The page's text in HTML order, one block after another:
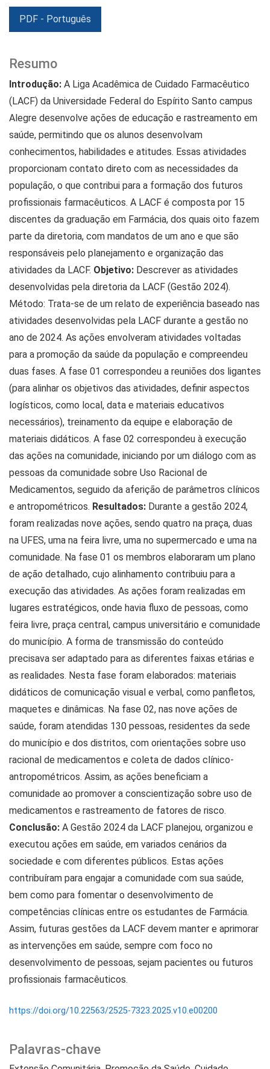
PDF - Português
Palavras-chave
Resumo
Introdução: A Liga Acadêmica de Cuidado Farmacêutico
(LACF) da Universidade Federal do Espírito Santo campus
Alegre desenvolve ações de educação e rastreamento em
saúde, permitindo que os alunos desenvolvam
conhecimentos, habilidades e atitudes. Essas atividades
proporcionam contato direto com as necessidades da
população, o que contribui para a formação dos futuros
profissionais farmacêuticos. A LACF é composta por 15
discentes da graduação em Farmácia, dos quais oito fazem
parte da diretoria, com mandatos de um ano e que são
responsáveis pelo planejamento e organização das
atividades da LACF. Objetivo: Descrever as atividades
desenvolvidas pela diretoria da LACF (Gestão 2024).
Método: Trata-se de um relato de experiência baseado nas
atividades desenvolvidas pela LACF durante a gestão no
ano de 2024. As ações envolveram atividades voltadas
para a promoção da saúde da população e compreendeu
duas fases. A fase 01 correspondeu a reuniões dos ligantes
(para alinhar os objetivos das atividades, definir aspectos
logísticos, como local, data e materiais educativos
necessários), treinamento da equipe e elaboração de
materiais didáticos. A fase 02 correspondeu à execução
das ações na comunidade, iniciando por um diálogo com as
pessoas da comunidade sobre Uso Racional de
Medicamentos, seguido da aferição de parâmetros clínicos
e antropométricos. Resultados: Durante a gestão 2024,
foram realizadas nove ações, sendo quatro na praça, duas
na UFES, uma na feira livre, uma no supermercado e uma na
comunidade. Na fase 01 os membros elaboraram um plano
de ação detalhado, cujo alinhamento contribuiu para a
execução das atividades. As ações foram realizadas em
lugares estratégicos, onde havia fluxo de pessoas, como
feira livre, praça central, campus universitário e comunidade
do município. A forma de transmissão do conteúdo
precisava ser adaptado para as diferentes faixas etárias e
as realidades. Nesta fase foram elaborados: materiais
didáticos de comunicação visual e verbal, como panfletos,
maquetes e dinâmicas. Na fase 02, nas nove ações de
saúde, foram atendidas 130 pessoas, residentes da sede
do município e dos distritos, com orientações sobre uso
racional de medicamentos e coleta de dados clínico-
antropométricos. Assim, as ações beneficiam a
comunidade ao promover a conscientização sobre uso de
medicamentos e rastreamento de fatores de risco.
Conclusão: A Gestão 2024 da LACF planejou, organizou e
executou ações em saúde, em variados cenários da
sociedade e com diferentes públicos. Estas ações
contribuíram para engajar a comunidade com sua saúde,
bem como para fomentar o desenvolvimento de
competências clínicas entre os estudantes de Farmácia.
Assim, futuras gestões da LACF devem manter e aprimorar
as intervenções em saúde, sempre com foco no
desenvolvimento de pessoas, sejam pacientes ou futuros
profissionais farmacêuticos.
https://doi.org/10.22563/2525-7323.2025.v10.e00200